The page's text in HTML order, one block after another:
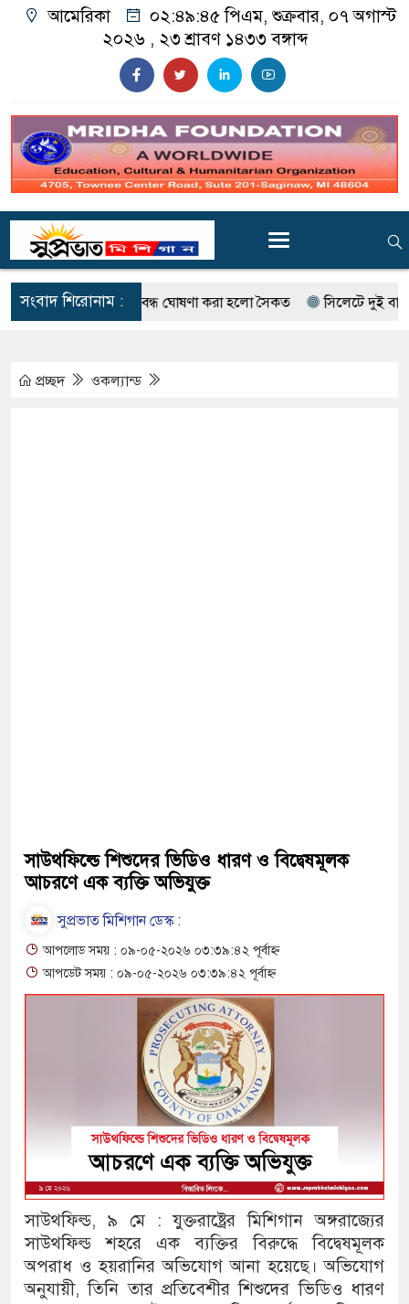
আমেরিকা ০২:৪৯:৪৬ পিএম, শুক্রবার, ০৭ অগাস্ট
২০২৬ , ২৩ শ্রাবণ ১৪৩৩ বঙ্গাব্দ
সংবাদ শিরোনাম :
বৃদ্ধি, বন্ধ ঘোষণা করা হলো সৈকত সিলেটে দুই বাসের মুখোমুখি
প্রচ্ছদ ওকল্যান্ড
সাউথফিল্ডে শিশুদের ভিডিও ধারণ ও বিদ্বেষমূলক
আচরণে এক ব্যক্তি অভিযুক্ত
সুপ্রভাত মিশিগান ডেস্ক :
আপলোড সময় : ০৯-০৫-২০২৬ ০৩:৩৯:৪২ পূর্বাহ্ন
আপডেট সময় : ০৯-০৫-২০২৬ ০৩:৩৯:৪২ পূর্বাহ্ন
সাউথফিল্ড, ৯ মে : যুক্তরাষ্ট্রের মিশিগান অঙ্গরাজ্যের
সাউথফিল্ড শহরে এক ব্যক্তির বিরুদ্ধে বিদ্বেষমূলক
অপরাধ ও হয়রানির অভিযোগ আনা হয়েছে। অভিযোগ
অনুযায়ী, তিনি তার প্রতিবেশীর শিশুদের ভিডিও ধারণ